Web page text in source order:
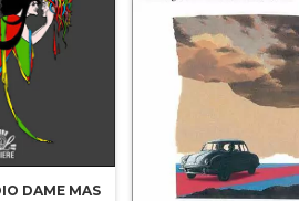
DAME MAS